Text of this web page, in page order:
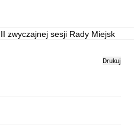
zwyczajnej sesji Rady Miejskiej
Drukuj